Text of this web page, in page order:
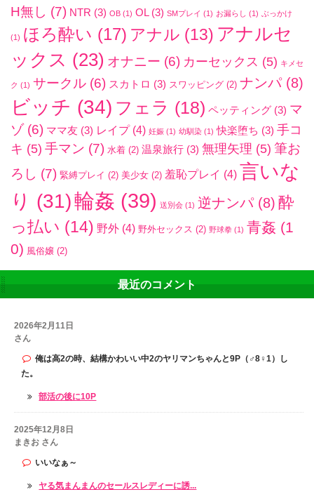
H無し (7) NTR (3) OB (1) OL(3) SMプレイ (1) お漏らし (1) ぶっかけ
(1) ほろ酔い (17) アナル (13) アナルセ
ックス (23) オナニー (6) カーセックス (5) キメセ
ク (1) サークル (6) スカトロ (3) スワッピング (2) ナンパ(8)
ビッチ (34) フェラ (18) ペッティング (3) マ
ゾ(6) ママ友 (3) レイプ(4) 妊娠 (1) 幼馴染 (1) 快楽堕ち (3) 手コ
キ (5) 手マン (7) 水着 (2) 温泉旅行 (3) 無理矢理 (5) 筆お
ろし (7) 緊縛プレイ (2) 美少女 (2) 羞恥プレイ (4) 言いな
り (31)輪姦 (39) 送別会 (1) 逆ナンパ(8) 酔
っ払い (14) 野外 (4) 野外セックス (2) 野球拳 (1) 青姦 (1
0) 風俗嬢 (2)
最近のコメント
2026年2月11日
さん
俺は高2の時、結構かわいい中2のヤリマンちゃんと9P（♂8♀1）し
た。
部活の後に10P
2025年12月8日
まきお さん
いいなぁ～
ヤる気まんまんのセールスレディーに誘...